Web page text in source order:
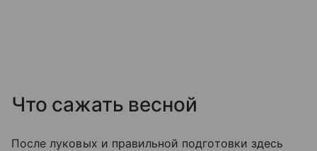
Что сажать весной
После луковых и правильной подготовки здесь